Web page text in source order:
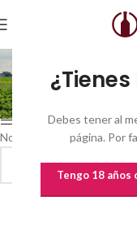
Debes tener al
página. Por
Tengo 18 años
Inicio Vinos Vinos por
Show sidebar
No se han encontrado